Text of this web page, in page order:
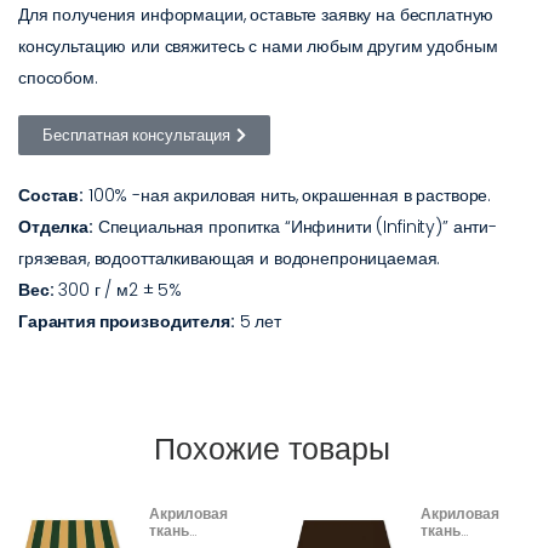
Для получения информации, оставьте заявку на бесплатную
консультацию или свяжитесь с нами любым другим удобным
способом.
Бесплатная консультация
Состав: 100% -ная акриловая нить, окрашенная в растворе.
Отделка: Специальная пропитка “Инфинити (Infinity)” анти-
грязевая, водоотталкивающая и водонепроницаемая.
Вес: 300 г / м2 ± 5%
Гарантия производителя: 5 лет
Похожие товары
Акриловая
ткань
Акриловая
ткань